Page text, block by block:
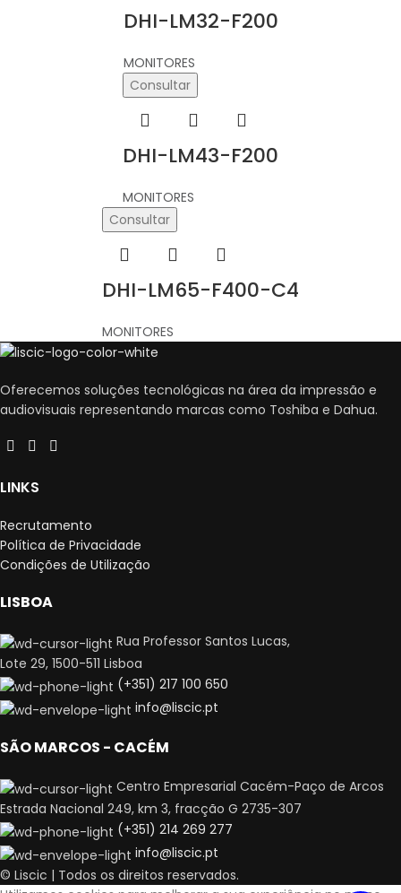
DHI-LM32-F200
MONITORES
Consultar
DHI-LM43-F200
MONITORES
Consultar
DHI-LM65-F400-C4
MONITORES
Oferecemos soluções tecnológicas na área da impressão e
audiovisuais representando marcas como Toshiba e Dahua.
LINKS
Recrutamento
Política de Privacidade
Condições de Utilização
LISBOA
Rua Professor Santos Lucas,
Lote 29, 1500-511 Lisboa
(+351) 217 100 650
info@liscic.pt
SÃO MARCOS - CACÉM
Centro Empresarial Cacém-Paço de Arcos
Estrada Nacional 249, km 3, fracção G 2735-307
(+351) 214 269 277
info@liscic.pt
© Liscic | Todos os direitos reservados.